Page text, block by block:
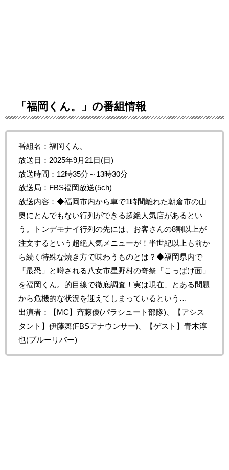
「福岡くん。」の番組情報
番組名：福岡くん。
放送日：2025年9月21日(日)
放送時間：12時35分～13時30分
放送局：FBS福岡放送(5ch)
放送内容：◆福岡市内から車で1時間離れた朝倉市の山
奥にとんでもない行列ができる超絶人気店があるとい
う。トンデモナイ行列の先には、お客さんの8割以上が
注文するという超絶人気メニューが！半世紀以上も前か
ら続く特殊な焼き方で味わうものとは？◆福岡県内で
「最恐」と噂される八女市星野村の奇祭「こっぱげ面」
を福岡くん。的目線で徹底調査！実は現在、とある問題
から危機的な状況を迎えてしまっているという…
出演者：【MC】斉藤優(パラシュート部隊)、【アシス
タント】伊藤舞(FBSアナウンサー)、【ゲスト】青木淳
也(ブルーリバー)